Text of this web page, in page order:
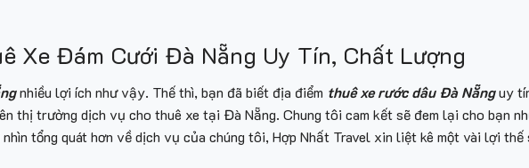
Xe Đám Cưới Đà Nẵng Uy Tín, Chất Lượng
nhiều lợi ích như vậy. Thế thì, bạn đã biết địa điểm thuê xe rước dâu Đà Nẵnguy
thị trường dịch vụ cho thuê xe tại Đà Nẵng. Chung tôi cam kết sẽ đem lại cho bạn
tổng quát hơn về dịch vụ của chúng tôi, Hợp Nhất Travel xin liệt kê một vài lợi thế